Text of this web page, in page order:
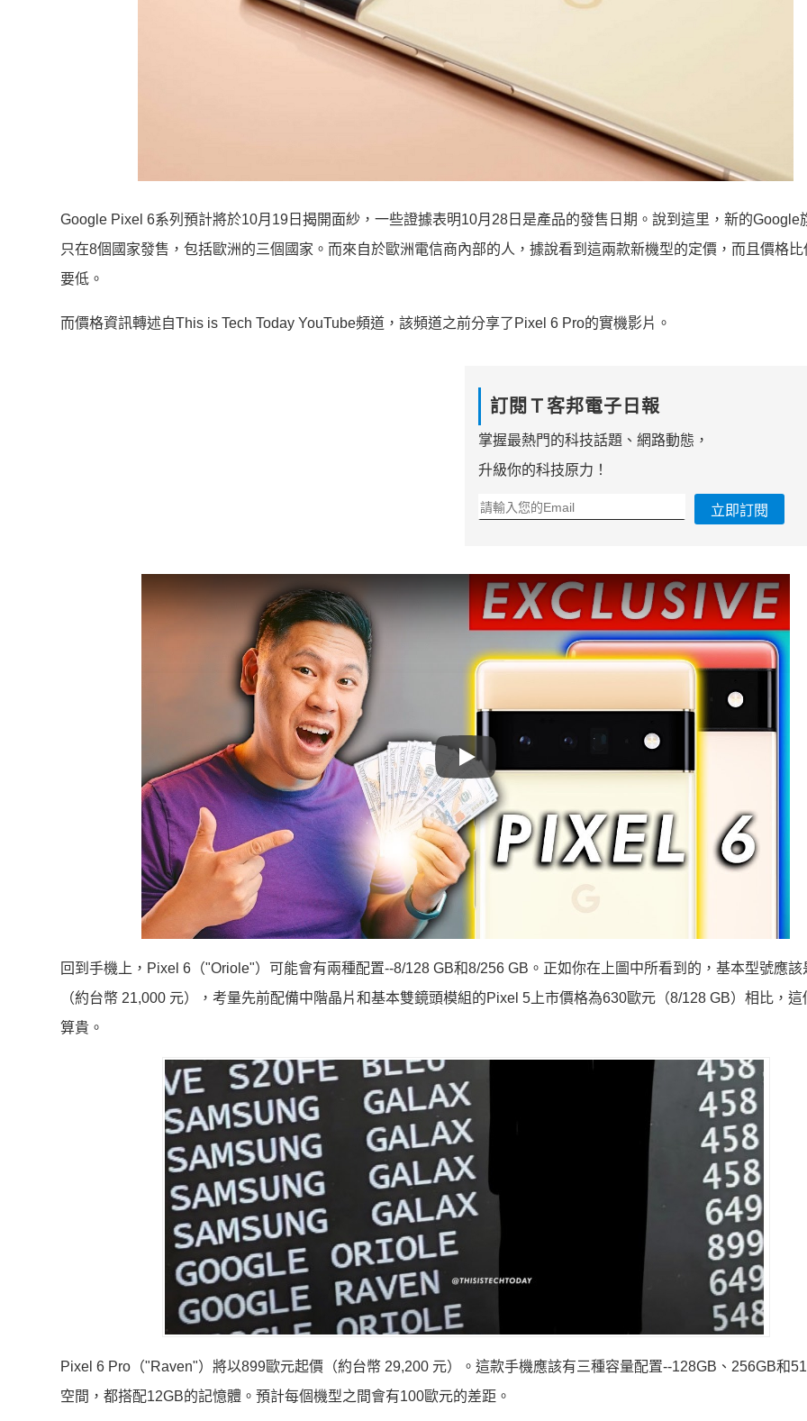
Google Pixel 6系列預計將於10月19日揭開面紗，一些證據表明10月28日是產品的發售日期。說到這里，新的Google
只在8個國家發售，包括歐洲的三個國家。而來自於歐洲電信商內部的人，據說看到這兩款新機型的定價，而且價格比
要低。
而價格資訊轉述自This is Tech Today YouTube頻道，該頻道之前分享了Pixel 6 Pro的實機影片。
訂閱Ｔ客邦電子日報
掌握最熱門的科技話題、網路動態，
升級你的科技原力！
立即訂閱
Play
回到手機上，Pixel 6（"Oriole"）可能會有兩種配置--8/128 GB和8/256 GB。正如你在上圖中所看到的，基本型號應該
（約台幣 21,000 元），考量先前配備中階晶片和基本雙鏡頭模組的Pixel 5上市價格為630歐元（8/128 GB）相比，這
算貴。
Pixel 6 Pro（"Raven"）將以899歐元起價（約台幣 29,200 元）。這款手機應該有三種容量配置--128GB、256GB和
空間，都搭配12GB的記憶體。預計每個機型之間會有100歐元的差距。